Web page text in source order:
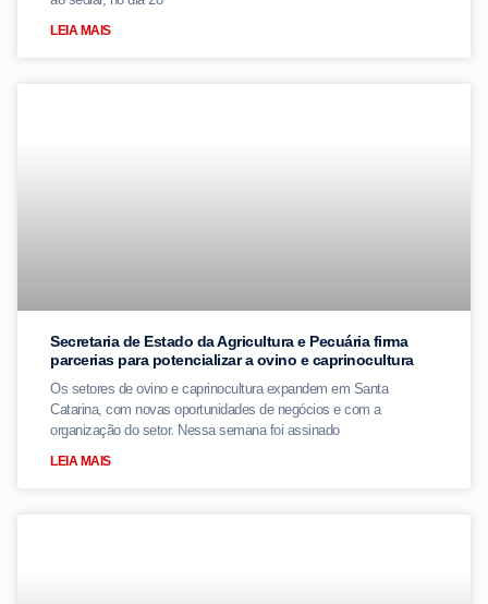
LEIA MAIS
Secretaria de Estado da Agricultura e Pecuária firma
parcerias para potencializar a ovino e caprinocultura
Os setores de ovino e caprinocultura expandem em Santa
Catarina, com novas oportunidades de negócios e com a
organização do setor. Nessa semana foi assinado
LEIA MAIS